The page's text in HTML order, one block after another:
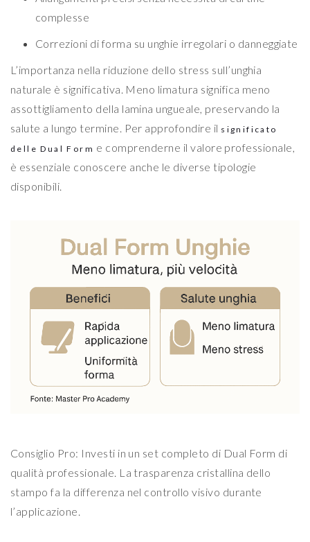
complesse
Correzioni di forma su unghie irregolari o danneggiate
L’importanza nella riduzione dello stress sull’unghia
naturale è significativa. Meno limatura significa meno
assottigliamento della lamina ungueale, preservando la
salute a lungo termine. Per approfondire il significato
delle Dual Form e comprenderne il valore professionale,
è essenziale conoscere anche le diverse tipologie
disponibili.
Consiglio Pro: Investi in un set completo di Dual Form di
qualità professionale. La trasparenza cristallina dello
stampo fa la differenza nel controllo visivo durante
l’applicazione.